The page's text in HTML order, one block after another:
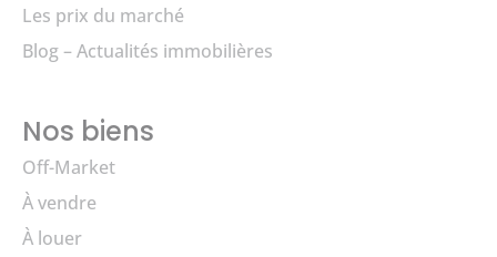
Les prix du marché
Blog – Actualités immobilières
Nos biens
Off-Market
À vendre
À louer